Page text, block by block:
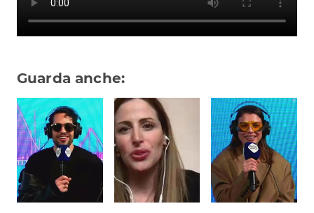
Radio Subasio +
Radio Subasio Disco Club
Radio Suby
Subasio Collection
Subasio Per Un’Ora D’Amore
Video
Foto
Guarda anche: